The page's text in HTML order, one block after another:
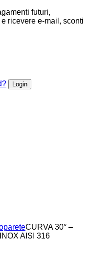
futuri,
ricevere e-mail, sconti
CURVA 30° –
AISI 316